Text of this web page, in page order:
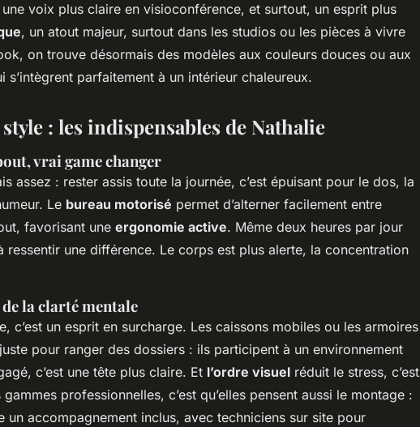
voix plus claire en visioconférence, et surtout, un esprit plus
, un atout majeur, surtout dans les studios ou les pièces à vivre
on trouve désormais des modèles aux couleurs douces ou aux
s’intègrent parfaitement à un intérieur chaleureux.
: les indispensables de Nathalie
vrai game changer
assez : rester assis toute la journée, c’est épuisant pour le dos, la
Le bureau motorisé permet d’alterner facilement entre
favorisant une ergonomie active. Même deux heures par jour
ressentir une différence. Le corps est plus alerte, la concentration
la clarté mentale
c’est un esprit en surcharge. Les caissons mobiles ou les armoires
pour ranger des dossiers : ils participent à un environnement
c’est une tête plus claire. Et l’ordre visuel réduit le stress, c’est
gammes professionnelles, c’est qu’elles pensent aussi le montage :
un accompagnement inclus, avec techniciens sur site pour